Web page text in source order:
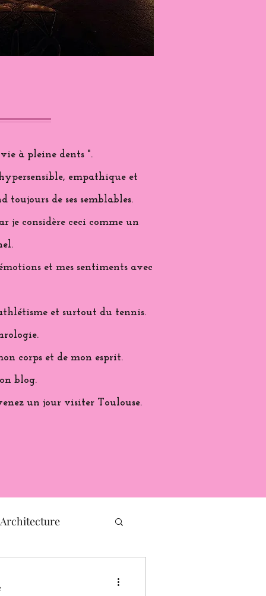
à pleine dents ".
empathique et
de ses semblables.
je considère ceci comme un
et mes sentiments avec
et surtout du tennis.
corps et de mon esprit.
blog.
un jour visiter Toulouse.
Architecture